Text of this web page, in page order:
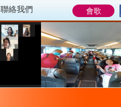
聯絡我們 會歌